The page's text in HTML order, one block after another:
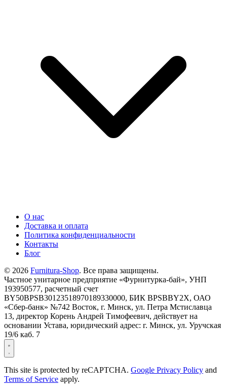
О нас
Доставка и оплата
Политика конфиденциальности
Контакты
Блог
© 2026 Furnitura-Shop. Все права защищены.
Частное унитарное предприятие «Фурнитурка-бай», УНП
193950577, расчетный счет
BY50BPSB30123518970189330000, БИК BPSBBY2X, ОАО
«Сбер-банк» №742 Восток, г. Минск, ул. Петра Мстиславца
13, директор Корень Андрей Тимофеевич, действует на
основании Устава, юридический адрес: г. Минск, ул. Уручская
19/6 каб. 7
This site is protected by reCAPTCHA. Google Privacy Policy and
Terms of Service apply.